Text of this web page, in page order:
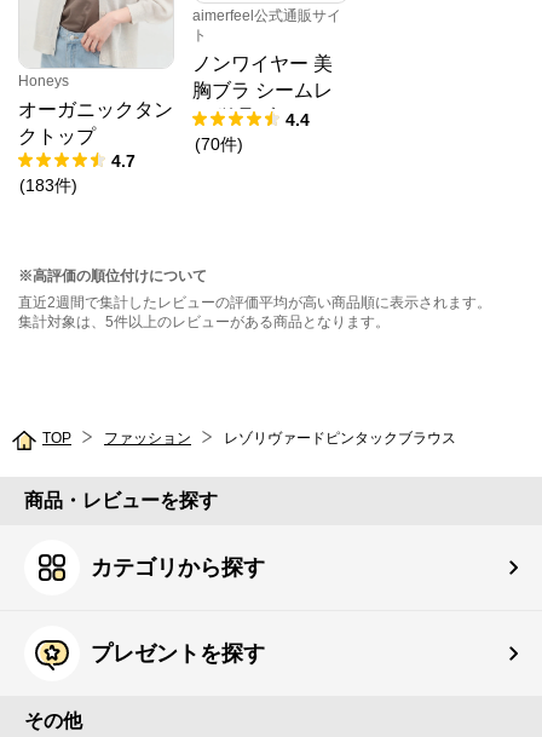
Honeys
オーガニックタン
クトップ
4.7
(183件)
aimerfeel公式通販サイ
ト
ノンワイヤー 美
胸ブラ シームレ
ス 単品ブラジャ
ー
4.4
(70件)
※高評価の順位付けについて
直近2週間で集計したレビューの評価平均が高い商品順に表示されます。
集計対象は、5件以上のレビューがある商品となります。
TOP ファッション レゾリヴァードピンタックブラウス
商品・レビューを探す
カテゴリから探す
プレゼントを探す
その他